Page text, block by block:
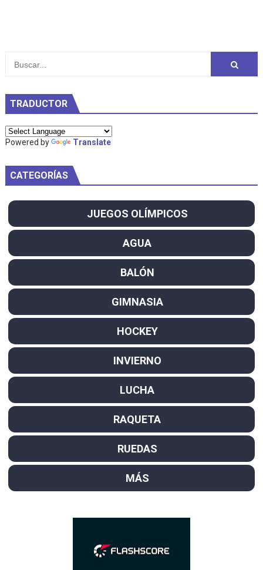
TRADUCTOR
Powered by Translate
CATEGORÍAS
JUEGOS OLÍMPICOS
AGUA
BALÓN
GIMNASIA
HOCKEY
INVIERNO
LUCHA
RAQUETA
RUEDAS
MÁS